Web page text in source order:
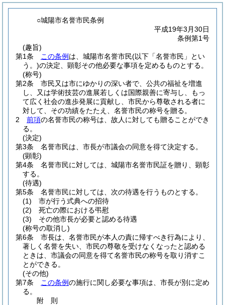
○城陽市名誉市民条例
平成19年3月30日
条例第1号
(趣旨)
第1条
この条例 は、城陽市名誉市民(以下「名誉市民」とい
う。)の決定、顕彰その他必要な事項を定めるものとする。
(称号)
第2条
市民又は市にゆかりの深い者で、公共の福祉を増進
し、又は学術技芸の進展若しくは国際親善に寄与し、もっ
て広く社会の進歩発展に貢献し、市民から尊敬される者に
対して、その功績をたたえ、名誉市民の称号を贈る。
2
前項の名誉市民の称号は、故人に対しても贈ることができ
る。
(決定)
第3条
名誉市民は、市長が市議会の同意を得て決定する。
(顕彰)
第4条
名誉市民に対しては、城陽市名誉市民証を贈り、顕彰
する。
(待遇)
第5条
名誉市民に対しては、次の待遇を行うものとする。
(1)
市が行う式典への招待
(2)
死亡の際における弔慰
(3)
その他市長が必要と認める待遇
(称号の取消し)
第6条
市長は、名誉市民が本人の責に帰すべき行為により、
著しく名誉を失い、市民の尊敬を受けなくなったと認める
ときは、市議会の同意を得て名誉市民の称号を取り消すこ
とができる。
(その他)
第7条
この条例の施行に関し必要な事項は、市長が別に定め
る。
附 則